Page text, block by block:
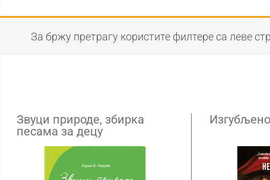
За бржу претрагу користите филтере са леве
Звуци природе, збирка
песама за децу